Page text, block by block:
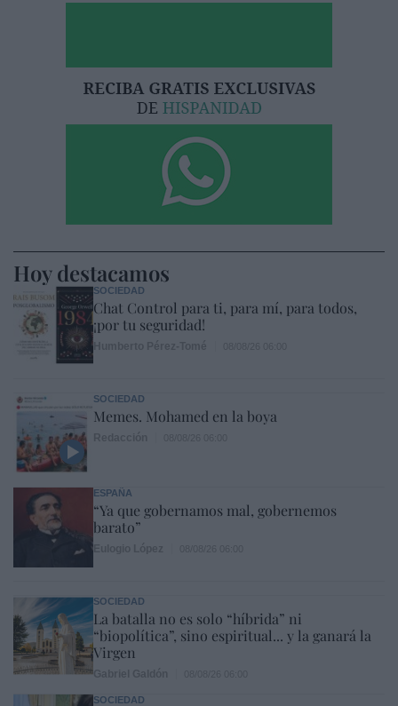
Hoy destacamos
SOCIEDAD
Chat Control para ti, para mí, para todos,
¡por tu seguridad!
SOCIEDAD
Memes. Mohamed en la boya
ESPAÑA
“Ya que gobernamos mal, gobernemos
barato”
SOCIEDAD
La batalla no es solo “híbrida” ni
“biopolítica”, sino espiritual... y la ganará la
Virgen
SOCIEDAD